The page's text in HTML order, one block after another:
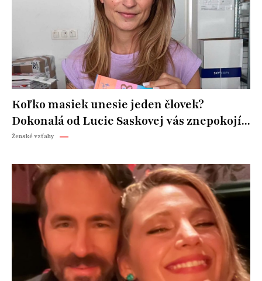
Koľko masiek unesie jeden človek?
Dokonalá od Lucie Saskovej vás znepokojí...
Ženské vzťahy